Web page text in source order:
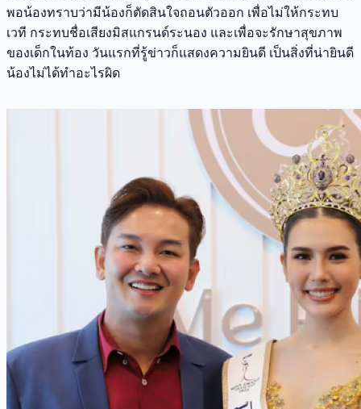
พอน้องทราบว่ามีน้องก็ตัดสินใจถอนตัวออก เพื่อไม่ให้กระทบ
เวที กระทบชื่อเสียงมิสแกรนด์ระนอง และเพื่อจะรักษาสุขภาพ
ของเด็กในท้อง วันแรกที่รู้ข่าวก็แสดงความยินดี เป็นสิ่งที่น่ายินดี
น้องไม่ได้ทำอะไรผิด